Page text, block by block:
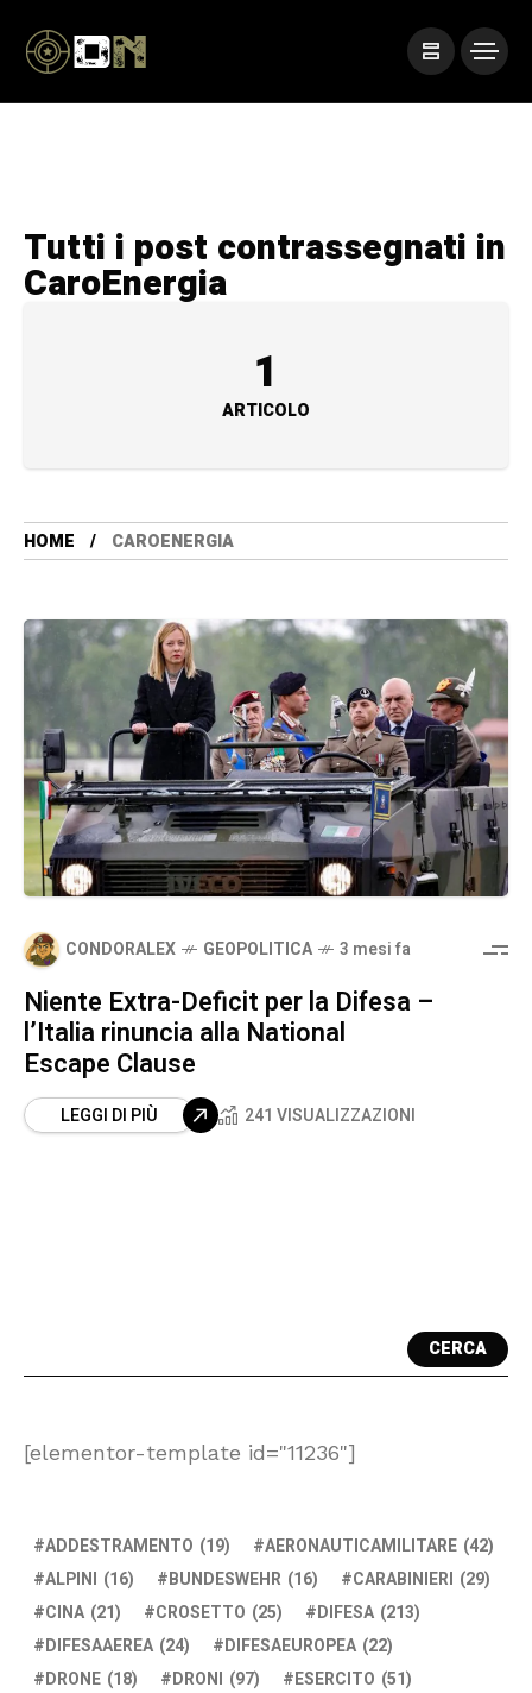
Tutti i post contrassegnati in
CaroEnergia
1
ARTICOLO
HOME CAROENERGIA
CONDORALEX GEOPOLITICA 3 mesi fa
Niente Extra-Deficit per la Difesa –
l’Italia rinuncia alla National
Escape Clause
LEGGI DI PIÙ 241 VISUALIZZAZIONI
CERCA
[elementor-template id="11236"]
ADDESTRAMENTO (19) AERONAUTICAMILITARE (42)
ALPINI (16) BUNDESWEHR (16) CARABINIERI (29)
CINA (21) CROSETTO (25) DIFESA (213)
DIFESAAEREA (24) DIFESAEUROPEA (22)
DRONE (18) DRONI (97) ESERCITO (51)